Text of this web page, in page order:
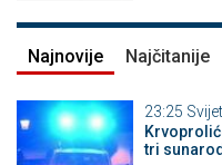
Najnovije Najčitanije
23:25 Svijet
tri